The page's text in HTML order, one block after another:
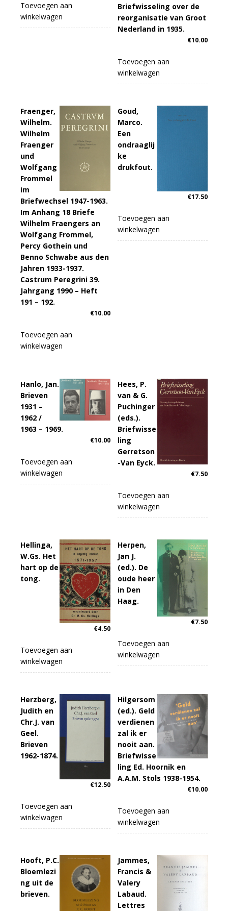
Toevoegen aan
winkelwagen
Briefwisseling over de
reorganisatie van Groot
Nederland in 1935.
€10.00
Toevoegen aan
winkelwagen
Fraenger,
Wilhelm.
Wilhelm
Fraenger
und
Wolfgang
Frommel
im
Briefwechsel 1947-1963.
Im Anhang 18 Briefe
Wilhelm Fraengers an
Wolfgang Frommel,
Percy Gothein und
Benno Schwabe aus den
Jahren 1933-1937.
Castrum Peregrini 39.
Jahrgang 1990 – Heft
191 – 192.
€10.00
Toevoegen aan
winkelwagen
Goud,
Marco.
Een
ondraaglij
ke
drukfout.
€17.50
Toevoegen aan
winkelwagen
Hanlo, Jan.
Brieven
1931 –
1962 /
1963 – 1969.
€10.00
Toevoegen aan
winkelwagen
Hees, P.
van & G.
Puchinger
(eds.).
Briefwisse
ling
Gerretson
-Van Eyck.
€7.50
Toevoegen aan
winkelwagen
Hellinga,
W.Gs. Het
hart op de
tong.
€4.50
Toevoegen aan
winkelwagen
Herpen,
Jan J.
(ed.). De
oude heer
in Den
Haag.
€7.50
Toevoegen aan
winkelwagen
Herzberg,
Judith en
Chr.J. van
Geel.
Brieven
1962-1874.
€12.50
Toevoegen aan
winkelwagen
Hilgersom
(ed.). Geld
verdienen
zal ik er
nooit aan.
Briefwisse
ling Ed. Hoornik en
A.A.M. Stols 1938-1954.
€10.00
Toevoegen aan
winkelwagen
Hooft, P.C.
Bloemlezi
ng uit de
brieven.
Jammes,
Francis &
Valery
Labaud.
Lettres